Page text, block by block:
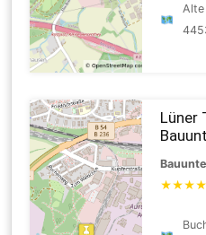
Lüner
★★★★